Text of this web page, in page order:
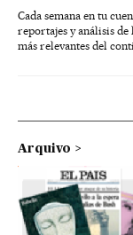
Cada semana en tu
reportajes y análisis
más relevantes del
Arquivo